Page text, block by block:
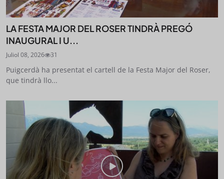
LA FESTA MAJOR DEL ROSER TINDRÀ PREGÓ
INAUGURAL I U...
Juliol 08, 2026 31
Puigcerdà ha presentat el cartell de la Festa Major del Roser,
que tindrà llo...